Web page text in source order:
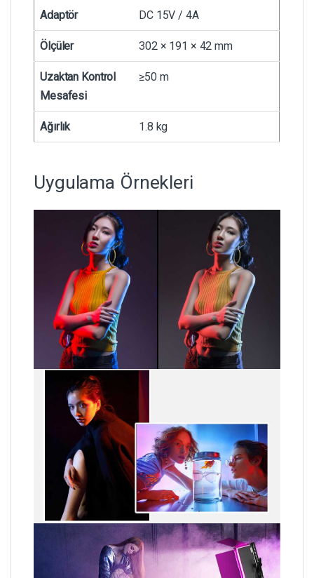
Adaptör DC 15V / 4A
Ölçüler 302 × 191 × 42 mm
Uzaktan Kontrol
Mesafesi
≥50 m
Ağırlık 1.8 kg
Uygulama Örnekleri